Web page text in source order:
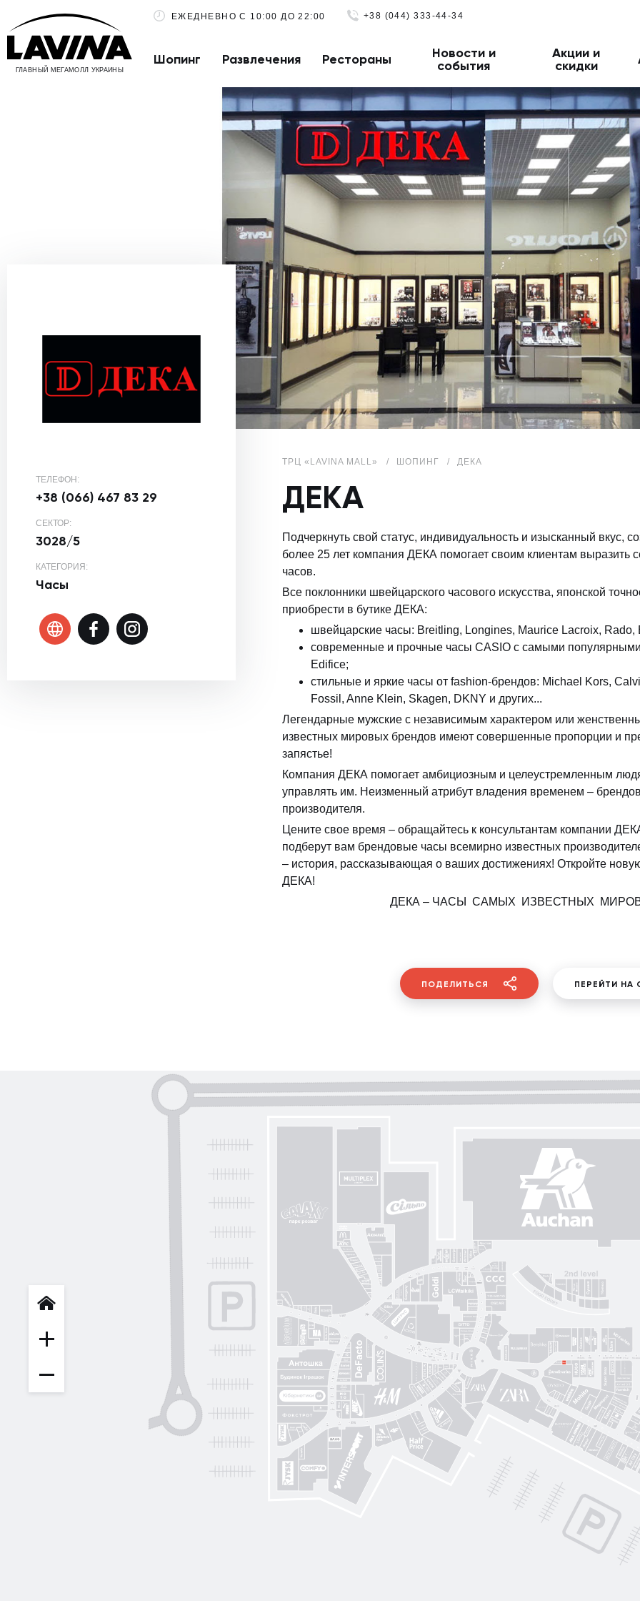
ГЛАВНЫЙ МЕГАМОЛЛ УКРАИНЫ
ЕЖЕДНЕВНО С 10:00 ДО 22:00 +38 (044) 333-44-34
Шопинг Развлечения Рестораны
Новости и
события
Акции и
скидки
ТЕЛЕФОН:
+38 (066) 467 83 29
СЕКТОР:
3028/5
КАТЕГОРИЯ:
Часы
ТРЦ «LAVINA MALL» ШОПИНГ ДЕКА
ДЕКА
Подчеркнуть свой статус, индивидуальность и изысканный вкус,
более 25 лет компания ДЕКА помогает своим клиентам выразить
часов.
Все поклонники швейцарского часового искусства, японской
приобрести в бутике ДЕКА:
швейцарские часы: Breitling, Longines, Maurice Lacroix, Rado,
современные и прочные часы CASIO с самыми
Edifice;
стильные и яркие часы от fashion-брендов: Michael Kors,
Fossil, Anne Klein, Skagen, DKNY и других...
Легендарные мужские с независимым характером или
известных мировых брендов имеют совершенные пропорции и
запястье!
Компания ДЕКА помогает амбициозным и целеустремленным
управлять им. Неизменный атрибут владения временем –
производителя.
Цените свое время – обращайтесь к консультантам компании
подберут вам брендовые часы всемирно известных
– история, рассказывающая о ваших достижениях! Откройте
ДЕКА!
ДЕКА – ЧАСЫ САМЫХ ИЗВЕСТНЫХ
ПОДЕЛИТЬСЯ ПЕРЕЙТИ НА
Art City
Guide
Guess
Super Step
Yarmich
MD Fashion
Авіація Галичини
Sкріпка
Lefard
Intimissimi UOMO
Blisk
Gorgany
Gorenje
Proзріння
Mariani Italy
OSCAR
Sushi Nice